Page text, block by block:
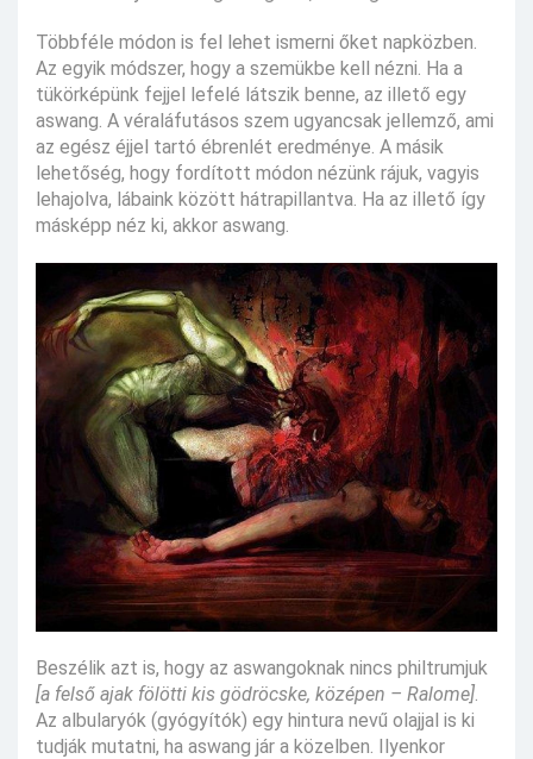
Többféle módon is fel lehet ismerni őket napközben.
Az egyik módszer, hogy a szemükbe kell nézni. Ha a
tükörképünk fejjel lefelé látszik benne, az illető egy
aswang. A véraláfutásos szem ugyancsak jellemző, ami
az egész éjjel tartó ébrenlét eredménye. A másik
lehetőség, hogy fordított módon nézünk rájuk, vagyis
lehajolva, lábaink között hátrapillantva. Ha az illető így
másképp néz ki, akkor aswang.
Beszélik azt is, hogy az aswangoknak nincs philtrumjuk
[a felső ajak fölötti kis gödröcske, középen – Ralome].
Az albularyók (gyógyítók) egy hintura nevű olajjal is ki
tudják mutatni, ha aswang jár a közelben. Ilyenkor